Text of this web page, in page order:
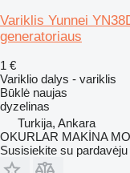
Variklis Yunnei
generatoriaus
1 €
Variklio dalys - variklis
Būklė naujas
dyzelinas
Turkija, Ankara
OKURLAR MAKİNA
Susisiekite su pardavėju